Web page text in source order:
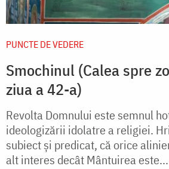
PUNCTE DE VEDERE
Smochinul (Calea spre
ziua a 42-a)
Revolta Domnului este semnul
ideologizării idolatre a religiei.
subiect și predicat, că orice
alt interes decât Mântuirea este...